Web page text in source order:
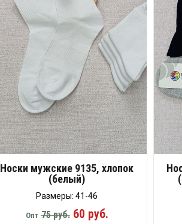
Носки мужские 9135, хлопок
(белый)
Размеры: 41-46
Опт 75 руб.60 руб.